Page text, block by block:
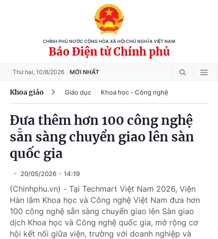
CHÍNH PHỦ NƯỚC CỘNG HÒA XÃ HỘI CHỦ NGHĨA VIỆT NAM
Báo Điện tử Chính phủ
Thứ hai, 10/8/2026 MỚI NHẤT
Khoa giáo Giáo dục Khoa học - Công nghệ
Đưa thêm hơn 100 công nghệ
sẵn sàng chuyển giao lên sàn
quốc gia
20/05/2026 14:19
(Chinhphu.vn) - Tại Techmart Việt Nam 2026, Viện
Hàn lâm Khoa học và Công nghệ Việt Nam đưa hơn
100 công nghệ sẵn sàng chuyển giao lên Sàn giao
dịch Khoa học và Công nghệ quốc gia, mở rộng cơ
hội kết nối giữa viện, trường với doanh nghiệp và